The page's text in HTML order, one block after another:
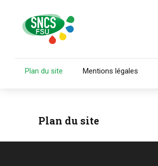
Plan du site Mentions légales
Plan du site